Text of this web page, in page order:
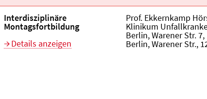
Veranstaltungstitel:
Interdisziplinäre
Montagsfortbildung
Details anzeigen
Veranstaltungsort:
Prof. Ekkernkamp
Klinikum
Berlin, Warener Str. 7,
Berlin, Warener Str.,